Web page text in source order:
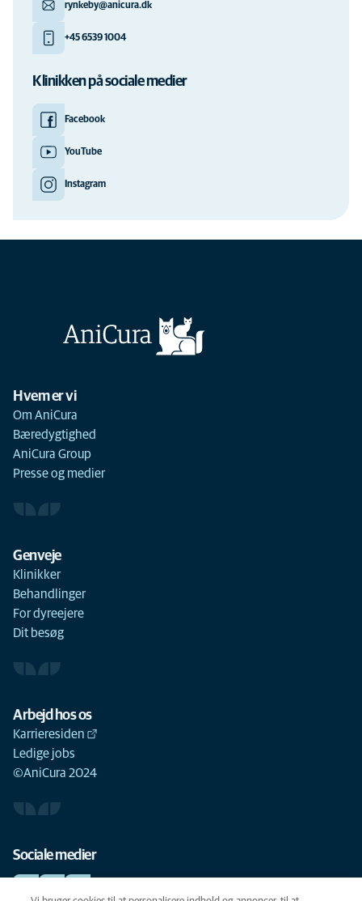
rynkeby@anicura.dk
+45 6539 1004
Klinikken på sociale medier
Facebook
YouTube
Instagram
Hvem er vi
Om AniCura
Bæredygtighed
AniCura Group
Presse og medier
Genveje
Klinikker
Behandlinger
For dyreejere
Dit besøg
Arbejd hos os
Karrieresiden
Ledige jobs
©AniCura 2024
Sociale medier